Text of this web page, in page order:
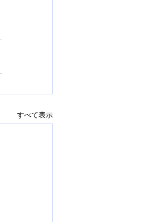
すべて表示